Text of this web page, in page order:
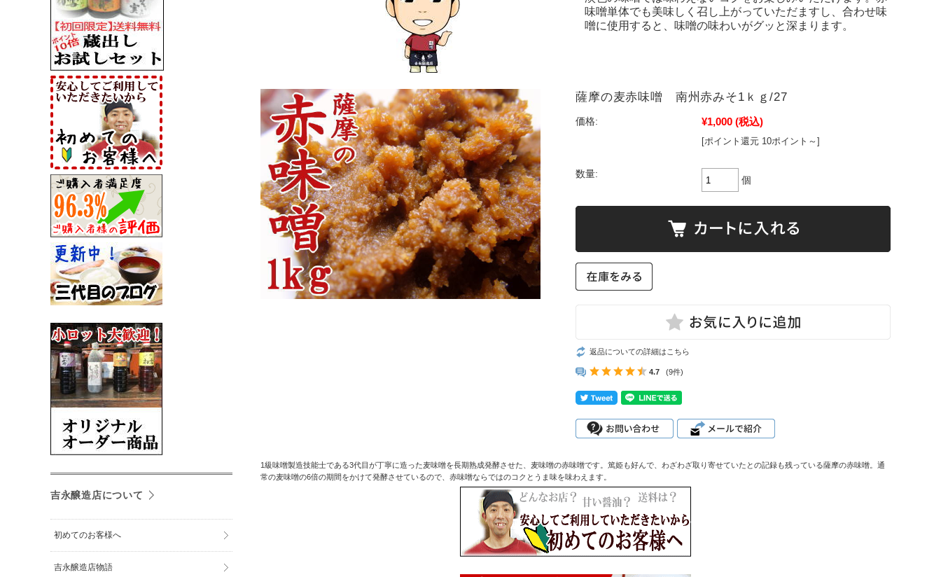
味噌単体でも美味しく召し上がっていただますし、合わせ味
噌に使用すると、味噌の味わいがグッと深まります。
薩摩の麦赤味噌 南州赤みそ1ｋｇ/27
価格: ¥1,000 (税込)
[ポイント還元 10ポイント～]
数量:
個
返品についての詳細はこちら
4.7 (9件)
1級味噌製造技能士である3代目が丁寧に造った麦味噌を長期熟成発酵させた、麦味噌の赤味噌です。篤姫も好んで、わざわざ取り寄せていたとの記録も残っている薩摩の赤味噌。通
常の麦味噌の6倍の期間をかけて発酵させているので、赤味噌ならではのコクとうま味を味わえます。
吉永醸造店について
初めてのお客様へ
吉永醸造店物語